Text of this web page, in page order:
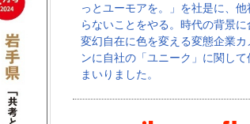
っとユーモアを。」を社是に、他
らないことをやる。時代の背景に
変幻自在に色を変える変態企業カ
ンに自社の「ユニーク」に関して
まいりました。